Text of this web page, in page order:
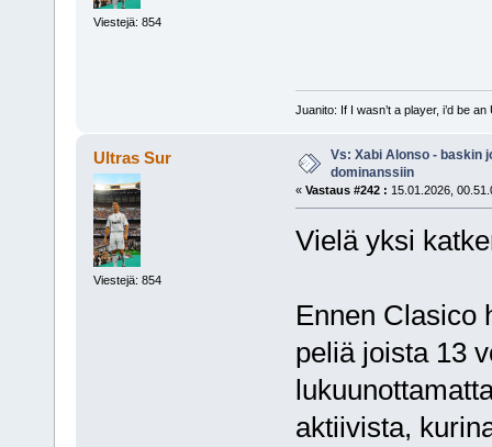
Viestejä: 854
Juanito: If I wasn’t a player, i’d be an
Ultras Sur
Viestejä: 854
Vs: Xabi Alonso - baskin
dominanssiin
« Vastaus #242 : 15.01.2026,
Vielä yksi
Ennen Clasico
peliä joista 13
aktiivista,